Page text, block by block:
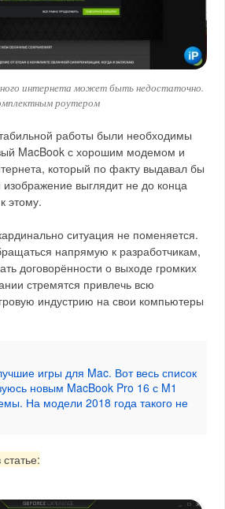
интернета может быть недостаточно.
роутером
работы были необходимы
MacBook с хорошим модемом и
который по факту выдавал бы
выглядит не до конца
этому.
ситуация не поменяется.
напрямую к разработчикам,
договорённости о выходе громких
стремятся привлечь всю
индустрию на свои компьютеры
игры для Mac. Вот весь список
новым MacBook Pro 16 с M1
На модели 2018 года такого не